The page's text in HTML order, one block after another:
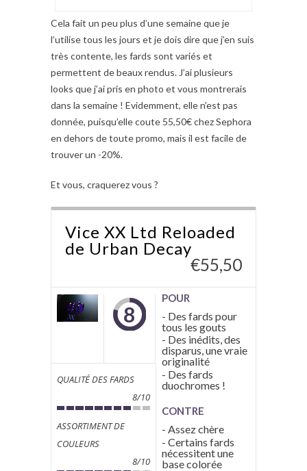
Cela fait un peu plus d’une semaine que je
l’utilise tous les jours et je dois dire que j’en suis
très contente, les fards sont variés et
permettent de beaux rendus. J’ai plusieurs
looks que j’ai pris en photo et vous montrerais
dans la semaine ! Evidemment, elle n’est pas
donnée, puisqu’elle coute 55,50€ chez Sephora
en dehors de toute promo, mais il est facile de
trouver un -20%.
Et vous, craquerez vous ?
Vice XX Ltd Reloaded
de Urban Decay
€55,50
8
QUALITÉ DES FARDS
8/10
ASSORTIMENT DE
COULEURS
8/10
POUR
- Des fards pour
tous les gouts
- Des inédits, des
disparus, une vraie
originalité
- Des fards
duochromes !
CONTRE
- Assez chère
- Certains fards
nécessitent une
base colorée